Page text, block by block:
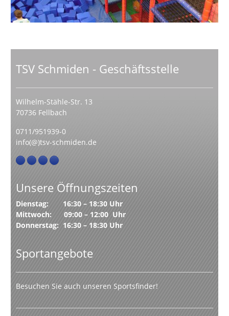
TSV Schmiden - Geschäftsstelle
Wilhelm-Stähle-Str. 13
70736 Fellbach
0711/951939-0
info(@)tsv-schmiden.de
Unsere Öffnungszeiten
Dienstag: 16:30 – 18:30 Uhr
Mittwoch: 09:00 – 12:00 Uhr
Donnerstag: 16:30 – 18:30 Uhr
Sportangebote
Besuchen Sie auch unseren Sportsfinder!